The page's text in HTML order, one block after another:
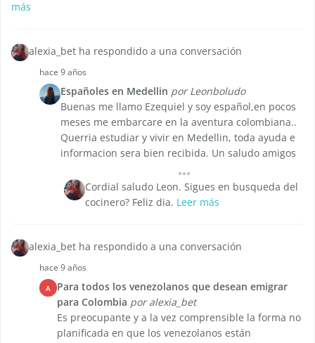
más
alexia_bet ha respondido a una conversación
hace 9 años
Españoles en Medellin por Leonboludo
Buenas me llamo Ezequiel y soy español,en pocos
meses me embarcare en la aventura colombiana..
Querria estudiar y vivir en Medellin, toda ayuda e
informacion sera bien recibida. Un saludo amigos
Cordial saludo Leon. Sigues en busqueda del
cocinero? Feliz dia. Leer más
alexia_bet ha respondido a una conversación
hace 9 años
A
Para todos los venezolanos que desean emigrar
para Colombia por alexia_bet
Es preocupante y a la vez comprensible la forma no
planificada en que los venezolanos están